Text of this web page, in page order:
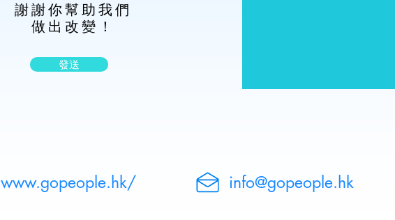
謝謝你幫助我們
做出改變！
發送
www.gopeople.hk/ info@gopeople.hk